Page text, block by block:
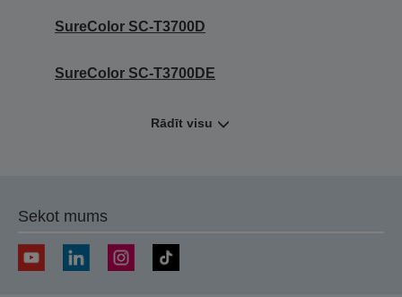
SureColor SC-T3700D
SureColor SC-T3700DE
Rādīt visu
Sekot mums